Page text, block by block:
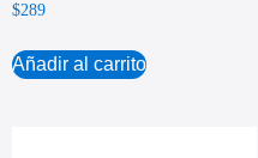
$289
Añadir al carrito